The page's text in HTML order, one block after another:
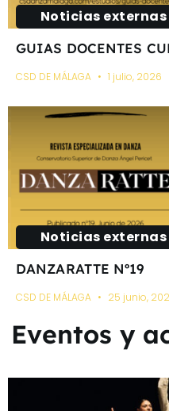
Noticias externas
GUIAS DOCENTES
CSD DE MÁLAGA 1 julio, 2026
Noticias externas
DANZARATTE Nº19
CSD DE MÁLAGA 25 junio,
Eventos y